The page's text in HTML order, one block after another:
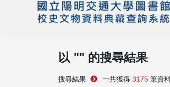
以 "" 的搜尋結果
搜尋結果 一共獲得 3175 筆資